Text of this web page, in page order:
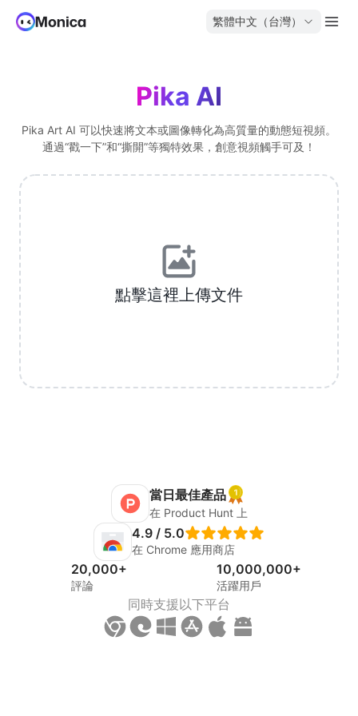
繁體中文（台灣）
Pika AI
Pika Art AI 可以快速將文本或圖像轉化為高質量的動態短視頻。
通過“戳一下”和“撕開”等獨特效果，創意視頻觸手可及！
點擊這裡上傳文件
當日最佳產品
在 Product Hunt 上
4.9 / 5.0
在 Chrome 應用商店
20,000+
評論
10,000,000+
活躍用戶
同時支援以下平台